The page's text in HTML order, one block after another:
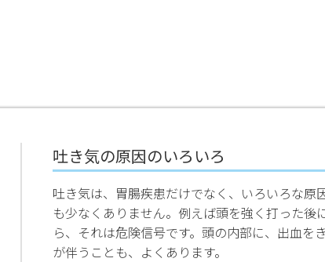
吐き気の原因のいろいろ
吐き気は、胃腸疾患だけでなく、いろいろな原
も少なくありません。例えば頭を強く打った
ら、それは危険信号です。頭の内部に、出血
が伴うことも、よくあります。